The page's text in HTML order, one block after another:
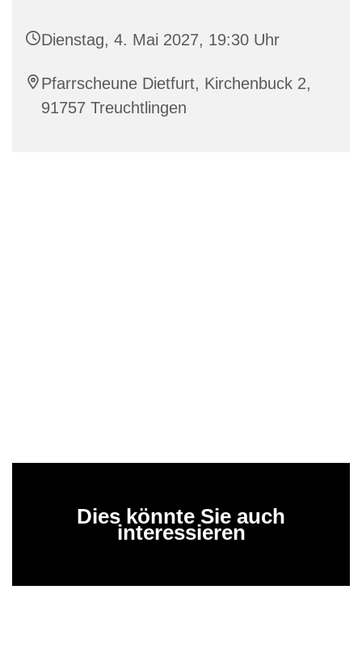
Dienstag, 4. Mai 2027, 19:30 Uhr
Pfarrscheune Dietfurt, Kirchenbuck 2,
91757 Treuchtlingen
Dies könnte Sie auch
interessieren